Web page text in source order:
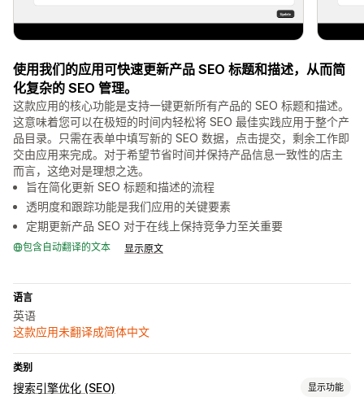
使用我们的应用可快速更新产品 SEO 标题和描述，从而简
化复杂的 SEO 管理。
这款应用的核心功能是支持一键更新所有产品的 SEO 标题和描述。
这意味着您可以在极短的时间内轻松将 SEO 最佳实践应用于整个产
品目录。只需在表单中填写新的 SEO 数据，点击提交，剩余工作即
交由应用来完成。对于希望节省时间并保持产品信息一致性的店主
而言，这绝对是理想之选。
旨在简化更新 SEO 标题和描述的流程
透明度和跟踪功能是我们应用的关键要素
定期更新产品 SEO 对于在线上保持竞争力至关重要
包含自动翻译的文本 显示原文
语言
英语
这款应用未翻译成简体中文
类别
搜索引擎优化 (SEO) 显示功能